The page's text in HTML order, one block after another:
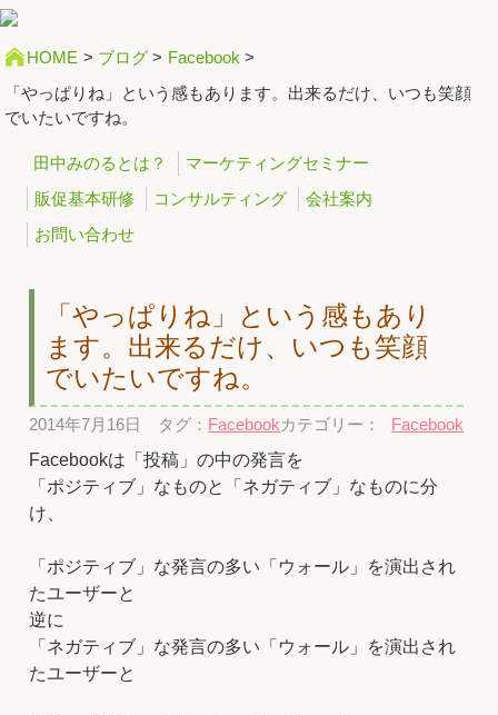
HOME > ブログ > Facebook >
「やっぱりね」という感もあります。出来るだけ、いつも笑顔
でいたいですね。
田中みのるとは？
マーケティングセミナー
販促基本研修
コンサルティング
会社案内
お問い合わせ
「やっぱりね」という感もあり
ます。出来るだけ、いつも笑顔
でいたいですね。
2014年7月16日 カテゴリー： Facebook
タグ： Facebook
Facebookは「投稿」の中の発言を
「ポジティブ」なものと「ネガティブ」なものに分
け、
「ポジティブ」な発言の多い「ウォール」を演出され
たユーザーと
逆に
「ネガティブ」な発言の多い「ウォール」を演出され
たユーザーと